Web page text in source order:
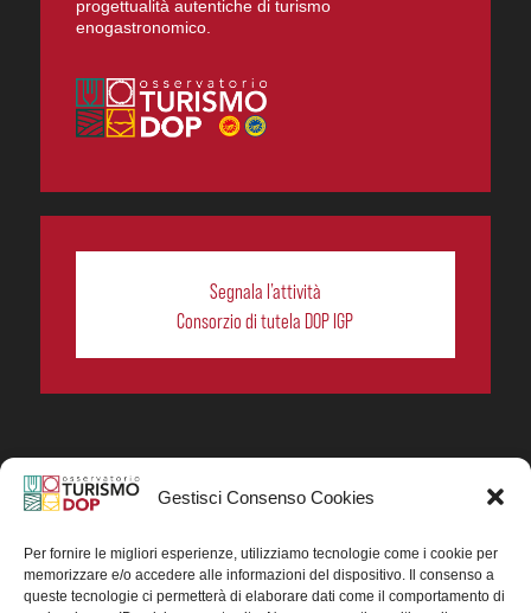
Gestisci Consenso Cookies
Per fornire le migliori esperienze, utilizziamo tecnologie come i cookie per
memorizzare e/o accedere alle informazioni del dispositivo. Il consenso a
queste tecnologie ci permetterà di elaborare dati come il comportamento di
progettualità autentiche di turismo
enogastronomico.
Segnala l’attività
Consorzio di tutela DOP IGP
In collaborazione ORIGIN ITALIA.
del turismo enogastronomico dei prodotti DOP IGP
italiani.
Concessione contributo MASAF DM n. 0311719 del
15/06/2023